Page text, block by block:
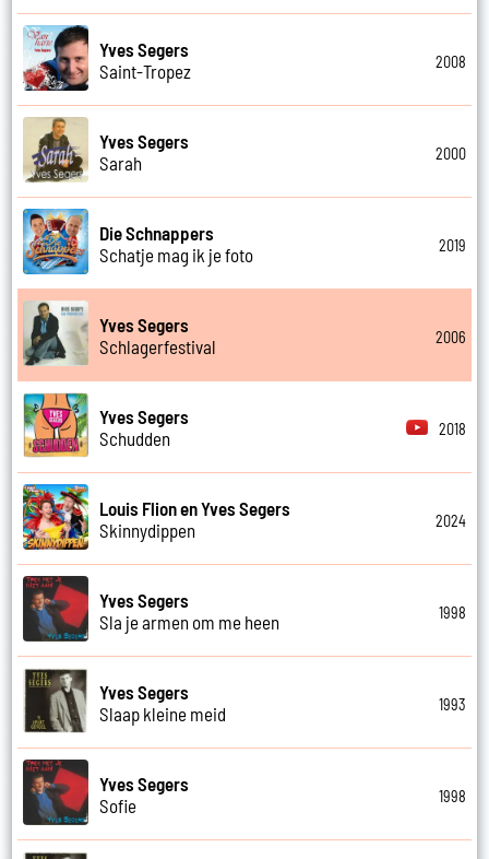
Yves Segers
Saint-Tropez
2008
Yves Segers
Sarah
2000
Die Schnappers
Schatje mag ik je foto
2019
Yves Segers
Schlagerfestival
2006
Yves Segers
Schudden
2018
Louis Flion en Yves Segers
Skinnydippen
2024
Yves Segers
Sla je armen om me heen
1998
Yves Segers
Slaap kleine meid
1993
Yves Segers
Sofie
1998